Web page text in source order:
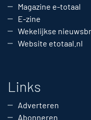
Magazine e-totaal
E-zine
Wekelijkse
Website etotaal.nl
Links
Adverteren
Abonneren